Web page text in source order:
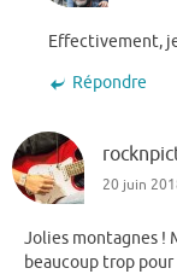
Effectivement,
Répondre
20 juin
Jolies montagnes !
beaucoup trop